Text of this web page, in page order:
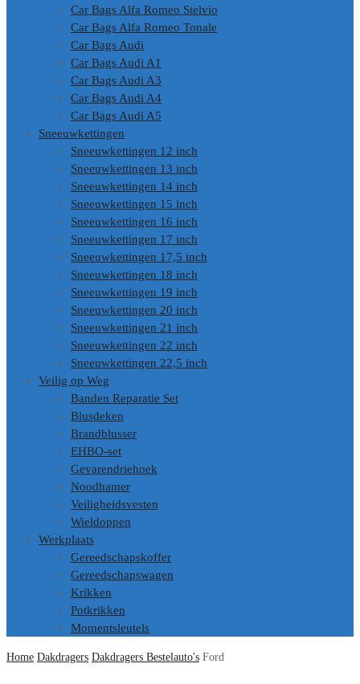
Car Bags Alfa Romeo Stelvio
Car Bags Alfa Romeo Tonale
Car Bags Audi
Car Bags Audi A1
Car Bags Audi A3
Car Bags Audi A4
Car Bags Audi A5
Sneeuwkettingen
Sneeuwkettingen 12 inch
Sneeuwkettingen 13 inch
Sneeuwkettingen 14 inch
Sneeuwkettingen 15 inch
Sneeuwkettingen 16 inch
Sneeuwkettingen 17 inch
Sneeuwkettingen 17,5 inch
Sneeuwkettingen 18 inch
Sneeuwkettingen 19 inch
Sneeuwkettingen 20 inch
Sneeuwkettingen 21 inch
Sneeuwkettingen 22 inch
Sneeuwkettingen 22,5 inch
Veilig op Weg
Banden Reparatie Set
Blusdeken
Brandblusser
EHBO-set
Gevarendriehoek
Noodhamer
Veiligheidsvesten
Wieldoppen
Werkplaats
Gereedschapskoffer
Gereedschapswagen
Krikken
Potkrikken
Momentsleutels
Home Dakdragers Dakdragers Bestelauto's Ford